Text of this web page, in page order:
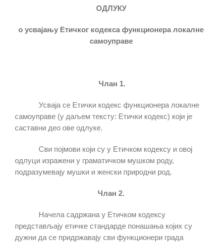
ОДЛУКУ
о усвајању Етичког кодекса функционера локалне
самоуправе
Члан 1.
Усваја се Етички кодекс функционера локалне
самоуправе (у даљем тексту: Етички кодекс) који је
саставни део ове одлуке.
Сви појмови који су у Етичком кодексу и овој
одлуци изражени у граматичком мушком роду,
подразумевају мушки и женски природни род.
Члан 2.
Начела садржана у Етичком кодексу
представљају етичке стандарде понашања којих су
дужни да се придржавају сви функционери града